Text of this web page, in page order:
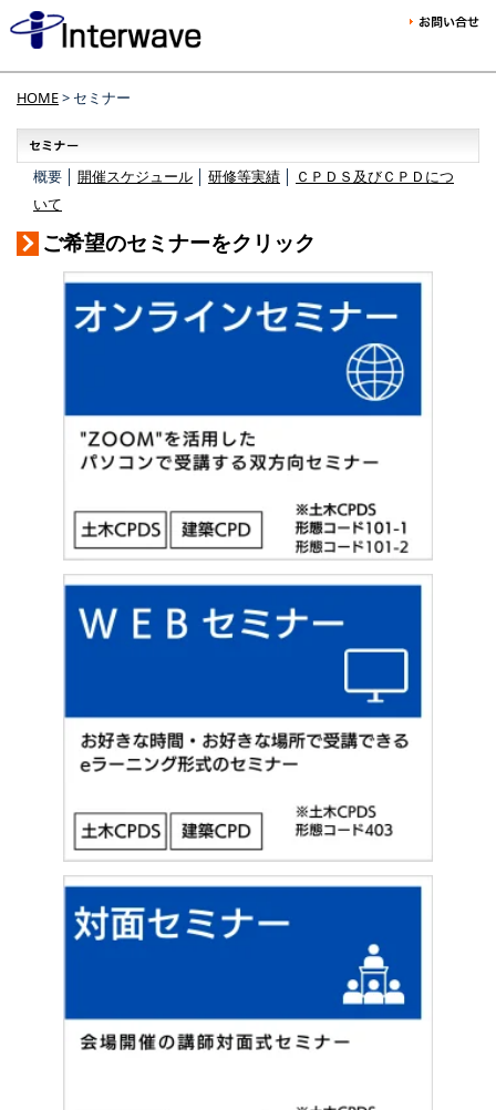
HOME> セミナー
概要 │ 開催スケジュール 研修等実績
ＣＰＤＳ及びＣＰＤにつ
いて
ご希望のセミナーをクリック